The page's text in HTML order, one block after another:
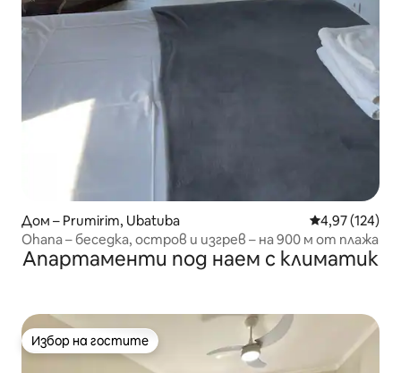
Дом – Prumirim, Ubatuba Средна
4,97 (124)
Ohana – беседка, остров и изгрев – на 900 м от плажа
Апартаменти под наем с климатик
Избор на гостите
Избор на гостите